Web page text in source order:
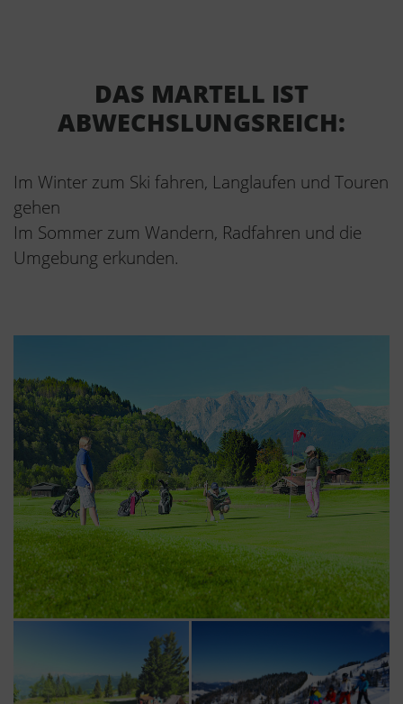
DAS MARTELL IST
ABWECHSLUNGSREICH:
Im Winter zum Ski fahren, Langlaufen und Touren
gehen
Im Sommer zum Wandern, Radfahren und die
Umgebung erkunden.